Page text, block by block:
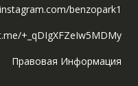
benzopark1
+_qDIgXFZeIw5MDMy
Правовая Информация